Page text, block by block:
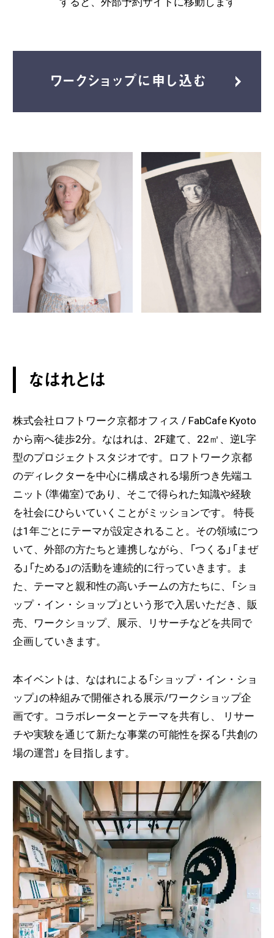
ワークショップに申し込む
なはれとは
株式会社ロフトワーク京都オフィス / FabCafe Kyoto
から南へ徒歩2分。なはれは、2F建て、22㎡、逆L字
型のプロジェクトスタジオです。ロフトワーク京都
のディレクターを中心に構成される場所つき先端ユ
ニット（準備室）であり、そこで得られた知識や経験
を社会にひらいていくことがミッションです。 特長
は1年ごとにテーマが設定されること。その領域につ
いて、外部の方たちと連携しながら、「つくる」「まぜ
る」「ためる」の活動を連続的に行っていきます。ま
た、テーマと親和性の高いチームの方たちに、「ショ
ップ・イン・ショップ」という形で入居いただき、販
売、ワークショップ、展示、リサーチなどを共同で
企画していきます。
本イベントは、なはれによる「ショップ・イン・ショ
ップ」の枠組みで開催される展示/ワークショップ企
画です。コラボレーターとテーマを共有し、 リサー
チや実験を通じて新たな事業の可能性を探る「共創の
場の運営」 を目指します。